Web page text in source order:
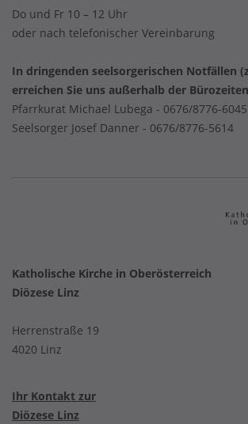
Do und Fr 10 – 12 Uhr
oder nach telefonischer Vereinbarung
In dringenden seelsorgerischen Notfällen
erreichen Sie uns außerhalb der
Pfarrkurat Michael Lubega - 0676/8776-6045
Seelsorger Josef Danner - 0676/8776-5614
Katholische Kirche in Oberösterreich
Diözese Linz
Herrenstraße 19
4020 Linz
Ihr Kontakt zur
Diözese Linz